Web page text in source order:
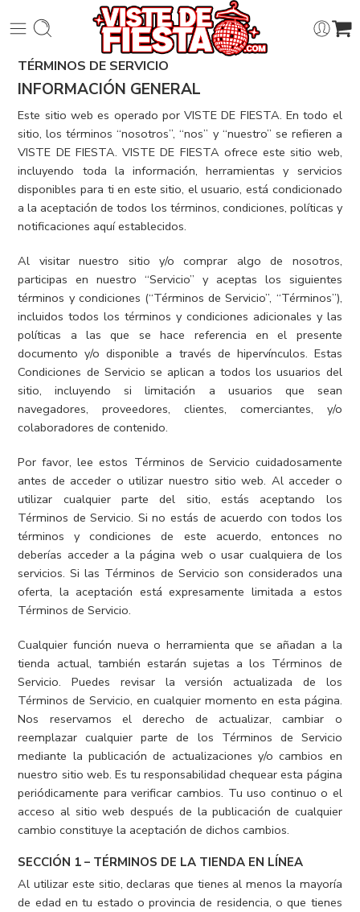
TÉRMINOS DE SERVICIO
INFORMACIÓN GENERAL
Este sitio web es operado por VISTE DE FIESTA. En todo el
sitio, los términos “nosotros”, “nos” y “nuestro” se refieren a
VISTE DE FIESTA. VISTE DE FIESTA ofrece este sitio web,
incluyendo toda la información, herramientas y servicios
disponibles para ti en este sitio, el usuario, está condicionado
a la aceptación de todos los términos, condiciones, políticas y
notificaciones aquí establecidos.
Al visitar nuestro sitio y/o comprar algo de nosotros,
participas en nuestro “Servicio” y aceptas los siguientes
términos y condiciones (“Términos de Servicio”, “Términos”),
incluidos todos los términos y condiciones adicionales y las
políticas a las que se hace referencia en el presente
documento y/o disponible a través de hipervínculos. Estas
Condiciones de Servicio se aplican a todos los usuarios del
sitio, incluyendo si limitación a usuarios que sean
navegadores, proveedores, clientes, comerciantes, y/o
colaboradores de contenido.
Por favor, lee estos Términos de Servicio cuidadosamente
antes de acceder o utilizar nuestro sitio web. Al acceder o
utilizar cualquier parte del sitio, estás aceptando los
Términos de Servicio. Si no estás de acuerdo con todos los
términos y condiciones de este acuerdo, entonces no
deberías acceder a la página web o usar cualquiera de los
servicios. Si las Términos de Servicio son considerados una
oferta, la aceptación está expresamente limitada a estos
Términos de Servicio.
Cualquier función nueva o herramienta que se añadan a la
tienda actual, también estarán sujetas a los Términos de
Servicio. Puedes revisar la versión actualizada de los
Términos de Servicio, en cualquier momento en esta página.
Nos reservamos el derecho de actualizar, cambiar o
reemplazar cualquier parte de los Términos de Servicio
mediante la publicación de actualizaciones y/o cambios en
nuestro sitio web. Es tu responsabilidad chequear esta página
periódicamente para verificar cambios. Tu uso continuo o el
acceso al sitio web después de la publicación de cualquier
cambio constituye la aceptación de dichos cambios.
SECCIÓN 1 – TÉRMINOS DE LA TIENDA EN LÍNEA
Al utilizar este sitio, declaras que tienes al menos la mayoría
de edad en tu estado o provincia de residencia, o que tienes